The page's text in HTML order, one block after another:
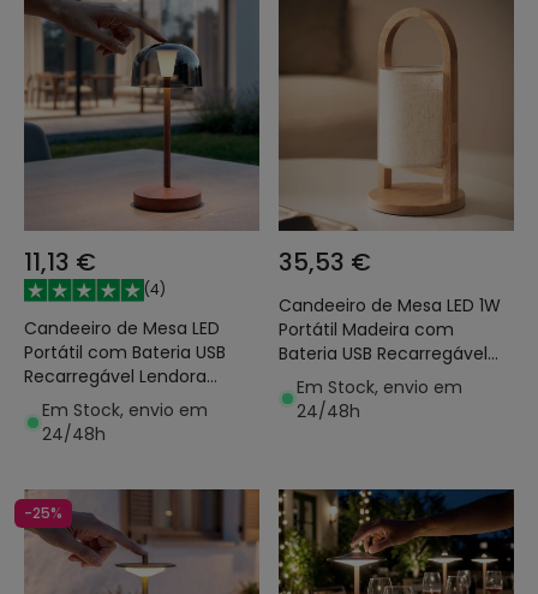
11,13 €
(4)
Candeeiro de Mesa LED
Portátil com Bateria USB
Recarregável Lendora
Smoke
Em Stock, envio em
24/48h
35,53 €
Candeeiro de Mesa LED 1W
Portátil Madeira com
Bateria USB Recarregável
Fragosa
Em Stock, envio em
24/48h
-25%